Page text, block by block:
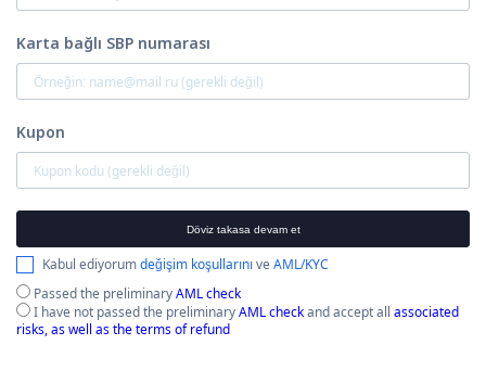
Karta bağlı SBP numarası
Kupon
Döviz takasa devam et
Kabul ediyorumdeğişim koşullarınıveAML/KYC
Passed the preliminaryAML check
I have not passed the preliminaryAML checkand accept all associated
risks, as well as the terms of refund